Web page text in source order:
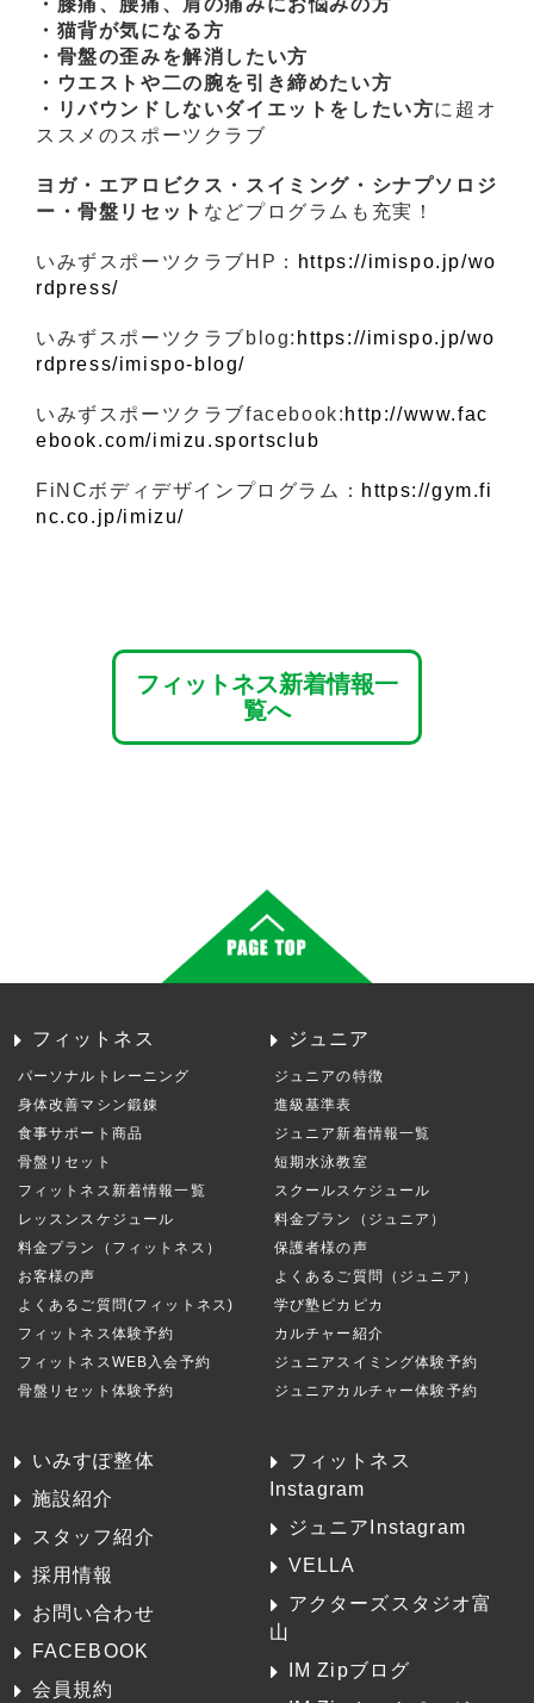
・膝痛、腰痛、肩の痛みにお悩みの方
・猫背が気になる方
・骨盤の歪みを解消したい方
・ウエストや二の腕を引き締めたい方
・リバウンドしないダイエットをしたい方に超オ
ススメのスポーツクラブ
ヨガ・エアロビクス・スイミング・シナプソロジ
ー・骨盤リセット などプログラムも充実！
いみずスポーツクラブHP：
https://imispo.jp/wo
rdpress/
いみずスポーツクラブblog: https://imispo.jp/wo
rdpress/imispo-blog/
いみずスポーツクラブfacebook: http://www.fac
ebook.com/imizu.sportsclub
FiNCボディデザインプログラム： https://gym.fi
nc.co.jp/imizu/
フィットネス新着情報一
覧へ
フィットネス
パーソナルトレーニング
身体改善マシン鍛錬
食事サポート商品
骨盤リセット
フィットネス新着情報一覧
レッスンスケジュール
料金プラン（フィットネス）
お客様の声
よくあるご質問(フィットネス)
フィットネス体験予約
フィットネスWEB入会予約
骨盤リセット体験予約
ジュニア
ジュニアの特徴
進級基準表
ジュニア新着情報一覧
短期水泳教室
スクールスケジュール
料金プラン（ジュニア）
保護者様の声
よくあるご質問（ジュニア）
学び塾ピカピカ
カルチャー紹介
ジュニアスイミング体験予約
ジュニアカルチャー体験予約
いみすぽ整体
施設紹介
スタッフ紹介
採用情報
お問い合わせ
FACEBOOK
会員規約
フィットネス
Instagram
ジュニアInstagram
VELLA
アクターズスタジオ富
山
IM Zipブログ